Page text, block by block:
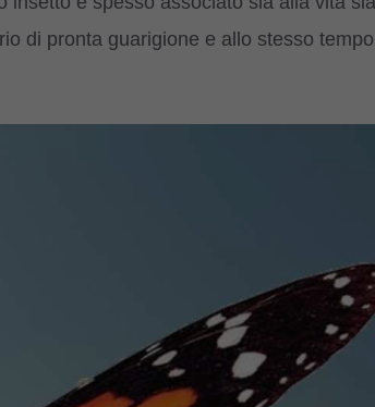
di pronta guarigione e allo stesso tempo